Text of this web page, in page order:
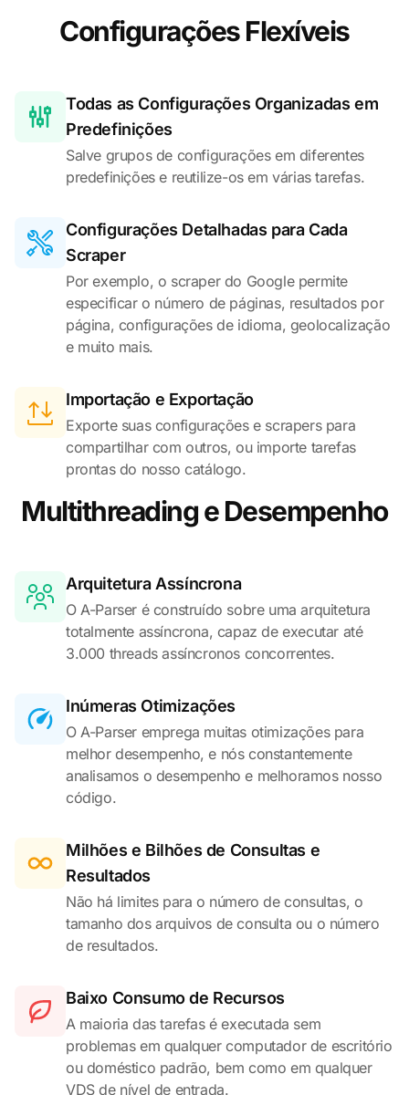
Configurações Flexíveis
Todas as Configurações Organizadas em
Predefinições
Salve grupos de configurações em diferentes
predefinições e reutilize-os em várias tarefas.
Configurações Detalhadas para Cada
Scraper
Por exemplo, o scraper do Google permite
especificar o número de páginas, resultados por
página, configurações de idioma, geolocalização
e muito mais.
Importação e Exportação
Exporte suas configurações e scrapers para
compartilhar com outros, ou importe tarefas
prontas do nosso catálogo.
Multithreading e Desempenho
Arquitetura Assíncrona
O A-Parser é construído sobre uma arquitetura
totalmente assíncrona, capaz de executar até
3.000 threads assíncronos concorrentes.
Inúmeras Otimizações
O A-Parser emprega muitas otimizações para
melhor desempenho, e nós constantemente
analisamos o desempenho e melhoramos nosso
código.
Milhões e Bilhões de Consultas e
Resultados
Não há limites para o número de consultas, o
tamanho dos arquivos de consulta ou o número
de resultados.
Baixo Consumo de Recursos
A maioria das tarefas é executada sem
problemas em qualquer computador de escritório
ou doméstico padrão, bem como em qualquer
VDS de nível de entrada.